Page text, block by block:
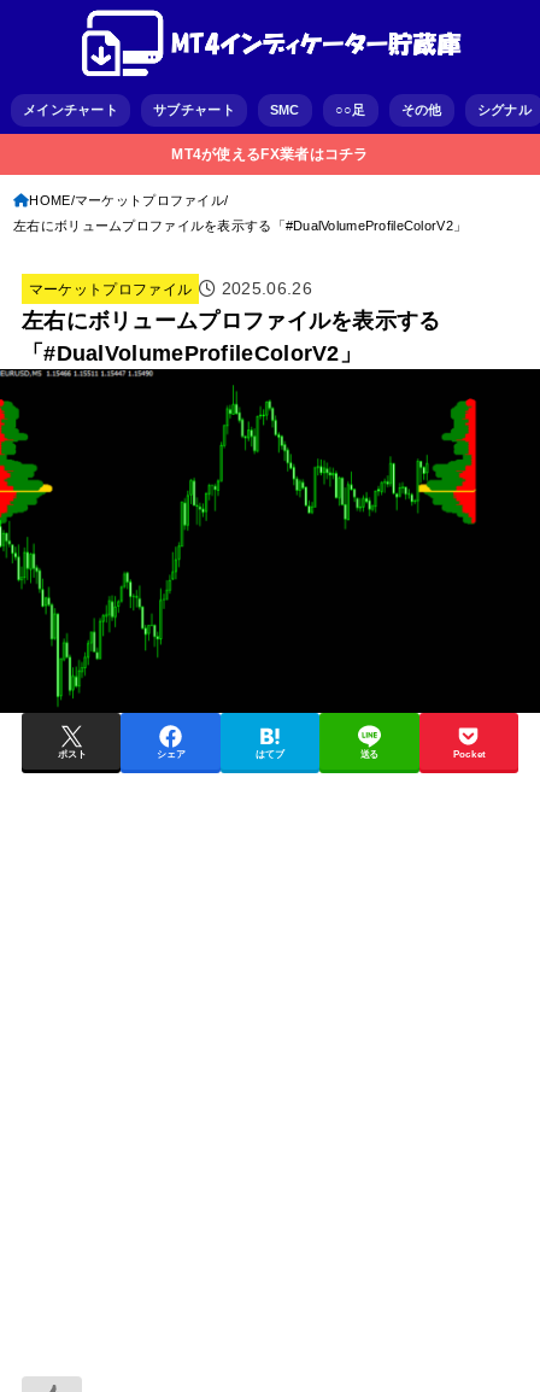
メインチャート サブチャート SMC ○○足 その他 シグナル
MT4が使えるFX業者はコチラ
HOME マーケットプロファイル
左右にボリュームプロファイルを表示する「#DualVolumeProfileColorV2」
マーケットプロファイル 2025.06.26
左右にボリュームプロファイルを表示する
「#DualVolumeProfileColorV2」
ポスト シェア はてブ 送る Pocket